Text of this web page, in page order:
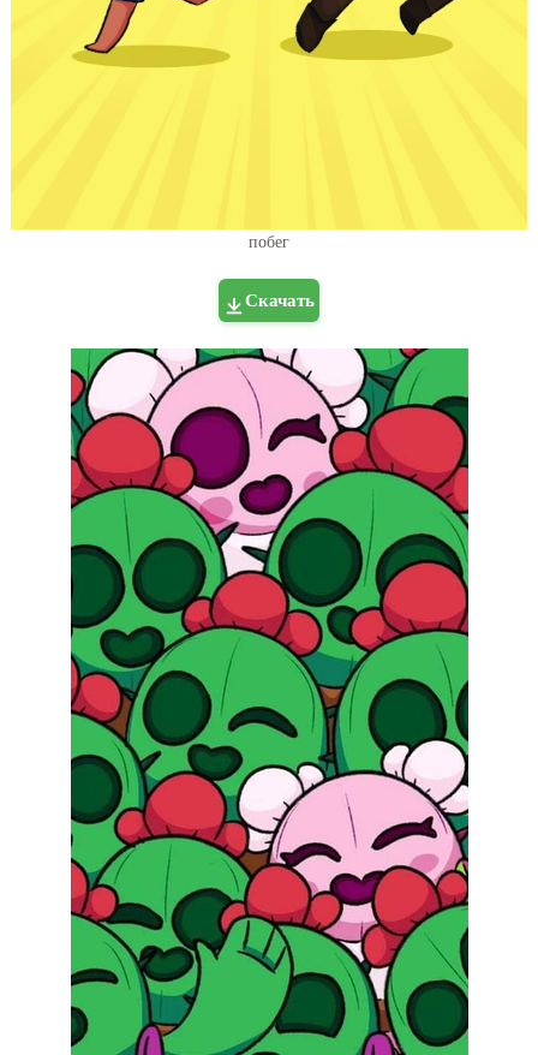
побег
Скачать